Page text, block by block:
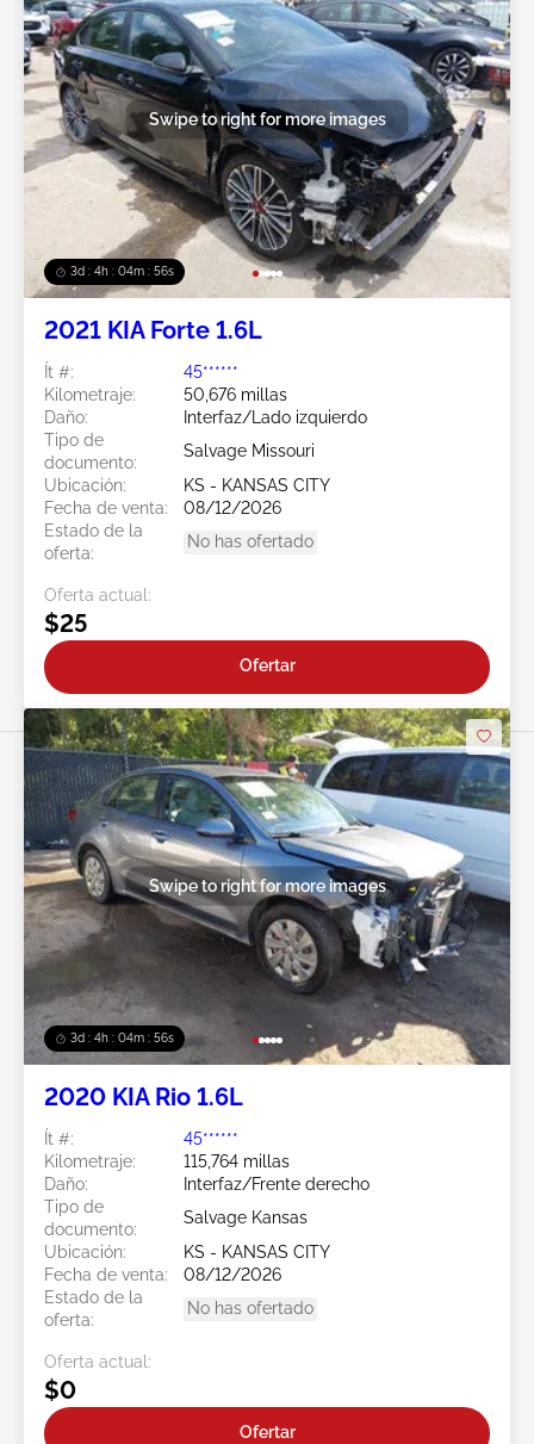
3d : 4h : 04m : 53s
Swipe to right for more images
2021 KIA Forte 1.6L
Ít #:
45******
Kilometraje:
50,676 millas
Daño:
Interfaz/Lado izquierdo
Tipo de
documento:
Salvage Missouri
Ubicación:
KS - KANSAS CITY
Fecha de venta:
08/12/2026
Estado de la
oferta:
No has ofertado
Oferta actual:
$25
Ofertar
3d : 4h : 04m : 53s
Swipe to right for more images
2020 KIA Rio 1.6L
Ít #:
45******
Kilometraje:
115,764 millas
Daño:
Interfaz/Frente derecho
Tipo de
documento:
Salvage Kansas
Ubicación:
KS - KANSAS CITY
Fecha de venta:
08/12/2026
Estado de la
oferta:
No has ofertado
Oferta actual:
$0
Ofertar